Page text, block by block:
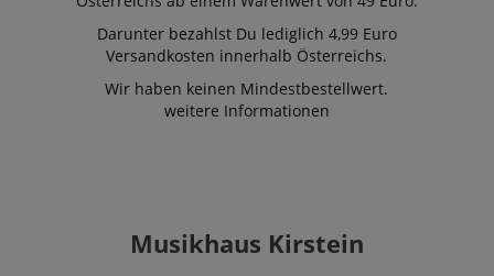
Darunter bezahlst Du lediglich 4,99 Euro
Versandkosten innerhalb Österreichs.
Wir haben keinen Mindestbestellwert.
weitere Informationen
Musikhaus Kirstein